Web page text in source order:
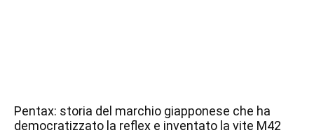
Pentax: storia del marchio giapponese che ha
democratizzato la reflex e inventato la vite M42